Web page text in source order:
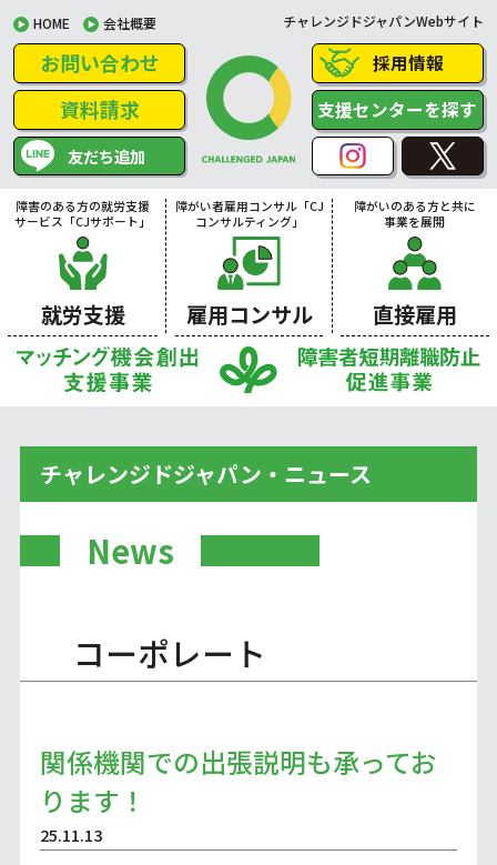
HOME 会社概要 チャレンジドジャパンWebサイト
お問い合わせ
資料請求
友だち追加
採用情報
支援センターを探す
障害のある方の就労支援
サービス「CJサポート」
就労支援
障がい者雇用コンサル「CJ
コンサルティング」
雇用コンサル
障がいのある方と共に
事業を展開
直接雇用
チャレンジドジャパン・ニュース
News
コーポレート
関係機関での出張説明も承ってお
ります！
25.11.13